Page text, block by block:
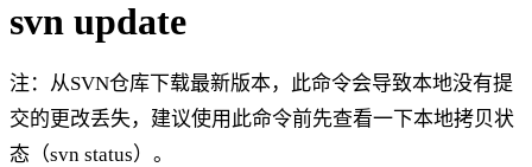
svn update
注：从SVN仓库下载最新版本，此命令会导致本地没有提
交的更改丢失，建议使用此命令前先查看一下本地拷贝状
态（svn status）。